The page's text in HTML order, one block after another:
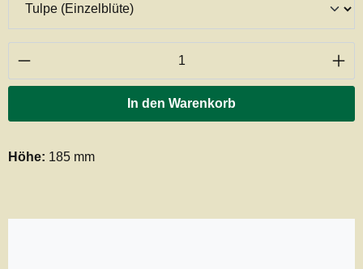
Produkt Anzahl: Gib den gewünschten
In den Warenkorb
Höhe: 185 mm